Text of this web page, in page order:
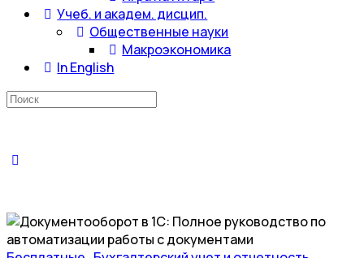
Учеб. и академ. дисцип.
Общественные науки
Макроэкономика
In English
Искать: